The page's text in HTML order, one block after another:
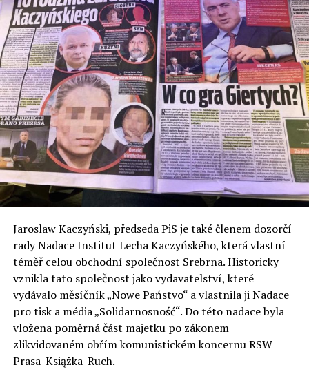
Jaroslaw Kaczyński, předseda PiS je také členem dozorčí
rady Nadace Institut Lecha Kaczyńského, která vlastní
téměř celou obchodní společnost Srebrna. Historicky
vznikla tato společnost jako vydavatelství, které
vydávalo měsíčník „Nowe Państvo“ a vlastnila ji Nadace
pro tisk a média „Solidarnosność“. Do této nadace byla
vložena poměrná část majetku po zákonem
zlikvidovaném obřím komunistickém koncernu RSW
Prasa-Książka-Ruch.